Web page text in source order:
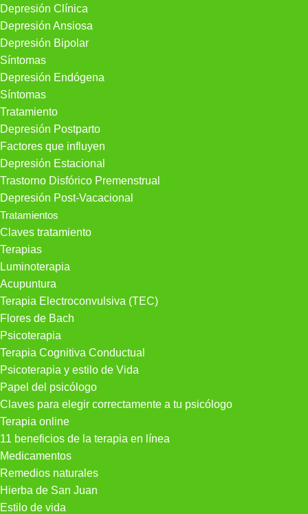
Depresión Clínica
Depresión Ansiosa
Depresión Bipolar
Síntomas
Depresión Endógena
Síntomas
Tratamiento
Depresión Postparto
Factores que influyen
Depresión Estacional
Trastorno Disfórico Premenstrual
Depresión Post-Vacacional
Tratamientos
Claves tratamiento
Terapias
Luminoterapia
Acupuntura
Terapia Electroconvulsiva (TEC)
Flores de Bach
Psicoterapia
Terapia Cognitiva Conductual
Psicoterapia y estilo de Vida
Papel del psicólogo
Claves para elegir correctamente a tu psicólogo
Terapia online
11 beneficios de la terapia en línea
Medicamentos
Remedios naturales
Hierba de San Juan
Estilo de vida